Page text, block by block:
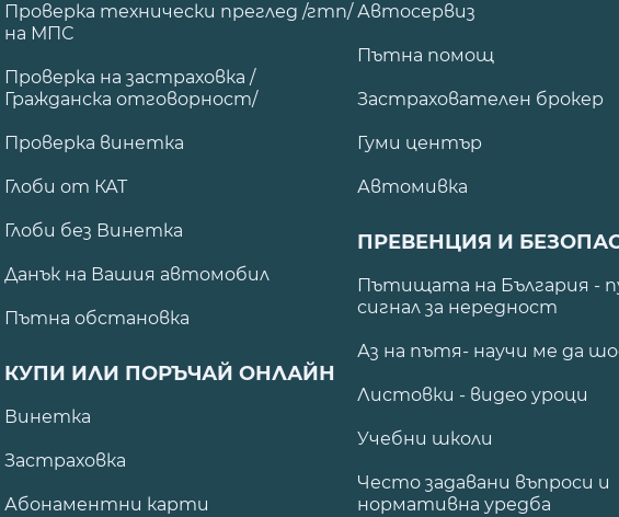
Проверка технически преглед /гтп/
на МПС
Проверка на застраховка /
Гражданска отговорност/
Проверка винетка
Глоби от КАТ
Глоби без Винетка
Данък на Вашия автомобил
Пътна обстановка
КУПИ ИЛИ ПОРЪЧАЙ ОНЛАЙН
Винетка
Застраховка
Абонаментни карти
Автосервиз
Пътна помощ
Застрахователен брокер
Гуми център
Автомивка
ПРЕВЕНЦИЯ И
Пътищата на България -
сигнал за нередност
Аз на пътя- научи ме да
Листовки - видео уроци
Учебни школи
Често задавани въпроси и
нормативна уредба